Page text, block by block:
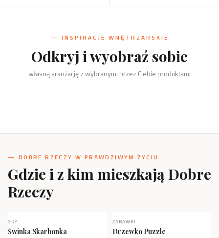
— INSPIRACJE WNĘTRZARSKIE
Odkryj i wyobraź sobie
własną aranżację z wybranymi przez Ciebie produktami
Kuchnia
Sólsel i Nietopieprz, podkładki,
Salon
Biuro Dzieci
— DOBRE RZECZY W PRAWDZIWYM ŻYCIU
Gdzie i z kim mieszkają Dobre
Rzeczy
GRY
Świnka Skarbonka
ZABAWKI
Drzewko Puzzle